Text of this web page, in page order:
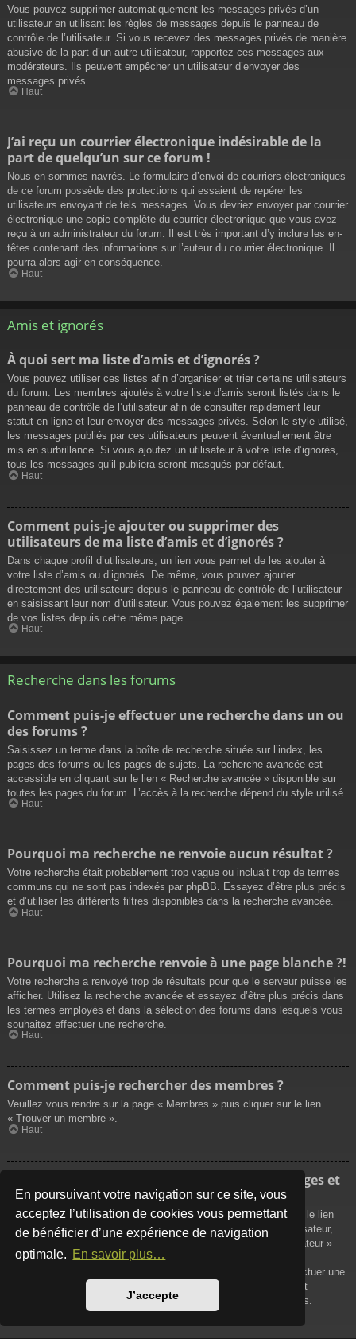
En poursuivant votre navigation sur ce site, vous
acceptez l’utilisation de cookies vous permettant
de bénéficier d’une expérience de navigation
optimale. En savoir plus…
J’accepte
Vous pouvez supprimer automatiquement les messages privés d’un
utilisateur en utilisant les règles de messages depuis le panneau de
contrôle de l’utilisateur. Si vous recevez des messages privés de manière
abusive de la part d’un autre utilisateur, rapportez ces messages aux
modérateurs. Ils peuvent empêcher un utilisateur d’envoyer des
messages privés.
Haut
J’ai reçu un courrier électronique indésirable de la
part de quelqu’un sur ce forum !
Nous en sommes navrés. Le formulaire d’envoi de courriers électroniques
de ce forum possède des protections qui essaient de repérer les
utilisateurs envoyant de tels messages. Vous devriez envoyer par courrier
électronique une copie complète du courrier électronique que vous avez
reçu à un administrateur du forum. Il est très important d’y inclure les en-
têtes contenant des informations sur l’auteur du courrier électronique. Il
pourra alors agir en conséquence.
Haut
Amis et ignorés
À quoi sert ma liste d’amis et d’ignorés ?
Vous pouvez utiliser ces listes afin d’organiser et trier certains utilisateurs
du forum. Les membres ajoutés à votre liste d’amis seront listés dans le
panneau de contrôle de l’utilisateur afin de consulter rapidement leur
statut en ligne et leur envoyer des messages privés. Selon le style utilisé,
les messages publiés par ces utilisateurs peuvent éventuellement être
mis en surbrillance. Si vous ajoutez un utilisateur à votre liste d’ignorés,
tous les messages qu’il publiera seront masqués par défaut.
Haut
Comment puis-je ajouter ou supprimer des
utilisateurs de ma liste d’amis et d’ignorés ?
Dans chaque profil d’utilisateurs, un lien vous permet de les ajouter à
votre liste d’amis ou d’ignorés. De même, vous pouvez ajouter
directement des utilisateurs depuis le panneau de contrôle de l’utilisateur
en saisissant leur nom d’utilisateur. Vous pouvez également les supprimer
de vos listes depuis cette même page.
Haut
Recherche dans les forums
Comment puis-je effectuer une recherche dans un ou
des forums ?
Saisissez un terme dans la boîte de recherche située sur l’index, les
pages des forums ou les pages de sujets. La recherche avancée est
accessible en cliquant sur le lien « Recherche avancée » disponible sur
toutes les pages du forum. L’accès à la recherche dépend du style utilisé.
Haut
Pourquoi ma recherche ne renvoie aucun résultat ?
Votre recherche était probablement trop vague ou incluait trop de termes
communs qui ne sont pas indexés par phpBB. Essayez d’être plus précis
et d’utiliser les différents filtres disponibles dans la recherche avancée.
Haut
Pourquoi ma recherche renvoie à une page blanche ?!
Votre recherche a renvoyé trop de résultats pour que le serveur puisse les
afficher. Utilisez la recherche avancée et essayez d’être plus précis dans
les termes employés et dans la sélection des forums dans lesquels vous
souhaitez effectuer une recherche.
Haut
Comment puis-je rechercher des membres ?
Veuillez vous rendre sur la page « Membres » puis cliquer sur le lien
« Trouver un membre ».
Haut
Comment puis-je retrouver mes propres messages et
sujets ?
Vos propres messages peuvent être affichés soit en cliquant sur le lien
« Afficher vos messages » dans le panneau de contrôle de l’utilisateur,
soit en cliquant sur le lien « Rechercher les messages de l’utilisateur »
sur la page de votre propre profil ou soit en cliquant sur le menu
« Raccourcis » situé sur la partie supérieure du forum. Pour effectuer une
recherche de vos propres sujets, utilisez la recherche avancée et
remplissez convenablement les options qui vous sont disponibles.